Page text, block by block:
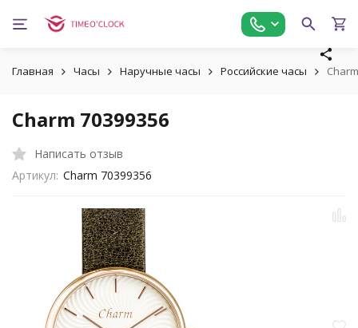
Главная Часы Наручные часы Российские часы
Charm 70399356
Написать отзыв
Артикул: Charm 70399356